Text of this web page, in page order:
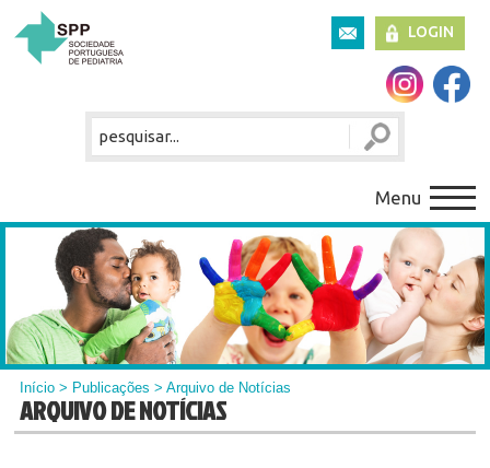
LOGIN
Menu
Início > Publicações > Arquivo de Notícias
ARQUIVO DE NOTÍCIAS